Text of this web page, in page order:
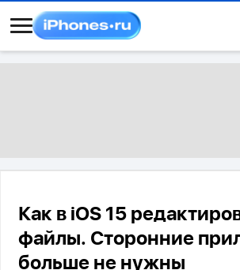
Как в iOS 15
файлы. Сторонние
больше не нужны